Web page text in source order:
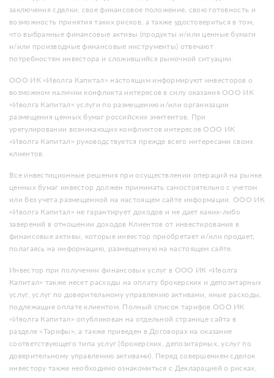
заключения сделки, свое финансовое положение, свою готовность и
возможность принятия таких рисков, а также удостовериться в том,
что выбранные финансовые активы (продукты и/или ценные бумаги
и/или производные финансовые инструменты) отвечают
потребностям инвестора и сложившийся рыночной ситуации.
ООО ИК «Иволга Капитал» настоящим информируют инвесторов о
возможном наличии конфликта интересов в силу оказания ООО ИК
«Иволга Капитал» услуги по размещению и/или организации
размещения ценных бумаг российских эмитентов. При
урегулировании возникающих конфликтов интересов ООО ИК
«Иволга Капитал» руководствуется прежде всего интересами своих
клиентов.
Все инвестиционные решения при осуществлении операций на рынке
ценных бумаг инвестор должен принимать самостоятельно с учетом
или без учета размещенной на настоящем сайте информации. ООО ИК
«Иволга Капитал» не гарантирует доходов и не дает каких-либо
заверений в отношении доходов Клиентов от инвестирования в
финансовые активы, которые инвестор приобретает и/или продает,
полагаясь на информацию, размещенную на настоящем сайте.
Инвестор при получении финансовых услуг в ООО ИК «Иволга
Капитал» также несет расходы на оплату брокерских и депозитарных
услуг, услуг по доверительному управлению активами, иные расходы,
подлежащие оплате клиентом. Полный список тарифов ООО ИК
«Иволга Капитал» опубликован на отдельной странице сайта в
разделе «Тарифы», а также приведен в Договорах на оказание
соответствующего типа услуг (брокерских, депозитарных, услуг по
доверительному управлению активами). Перед совершением сделок
инвестору также необходимо ознакомиться с Декларацией о рисках,